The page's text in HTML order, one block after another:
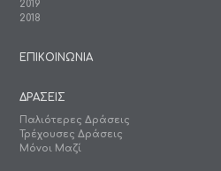
2019
2018
ΕΠΙΚΟΙΝΩΝΙΑ
ΔΡΑΣΕΙΣ
Παλιότερες Δράσεις
Τρέχουσες Δράσεις
Μόνοι Μαζί